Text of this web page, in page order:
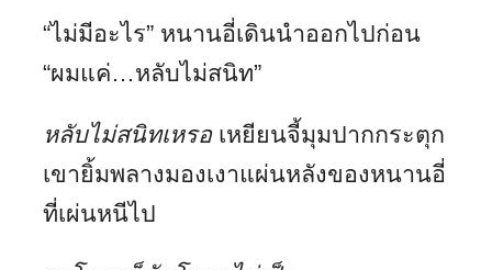
“ไม่มีอะไร” หนานอี่เดินนำออกไปก่อน
“ผมแค่…หลับไม่สนิท”
หลับไม่สนิทเหรอเหยียนจี้มุมปากกระตุก
เขายิ้มพลางมองเงาแผ่นหลังของหนานอี่
ที่เผ่นหนีไป